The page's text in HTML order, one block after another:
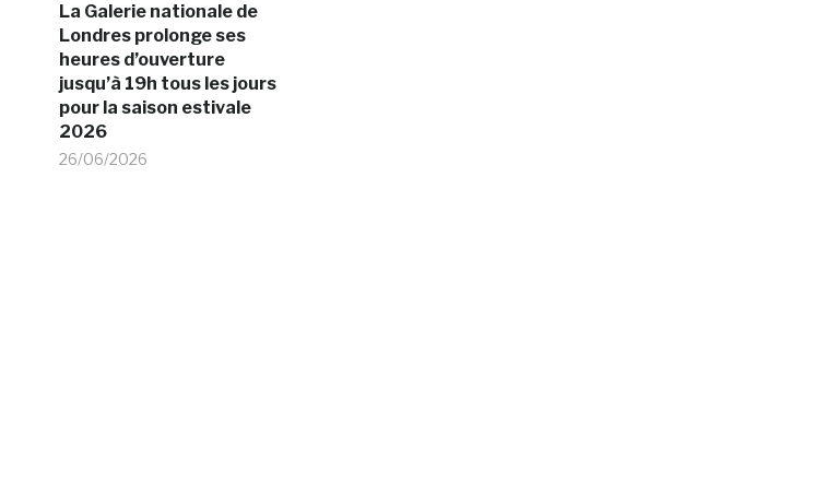
La Galerie nationale de
Londres prolonge ses
heures d’ouverture
jusqu’à 19h tous les jours
pour la saison estivale
2026
26/06/2026